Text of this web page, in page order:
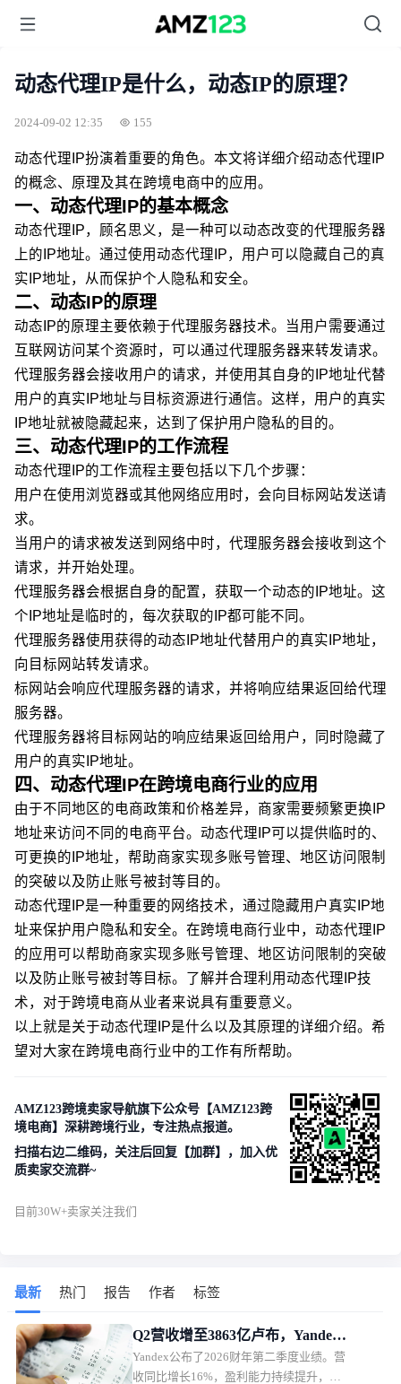
动态代理IP是什么，动态IP的原理？
2024-09-02 12:35 155
动态代理IP扮演着重要的角色。本文将详细介绍动态代理IP
的概念、原理及其在跨境电商中的应用。
一、动态代理IP的基本概念
动态代理IP，顾名思义，是一种可以动态改变的代理服务器
上的IP地址。通过使用动态代理IP，用户可以隐藏自己的真
实IP地址，从而保护个人隐私和安全。
二、动态IP的原理
动态IP的原理主要依赖于代理服务器技术。当用户需要通过
互联网访问某个资源时，可以通过代理服务器来转发请求。
代理服务器会接收用户的请求，并使用其自身的IP地址代替
用户的真实IP地址与目标资源进行通信。这样，用户的真实
IP地址就被隐藏起来，达到了保护用户隐私的目的。
三、动态代理IP的工作流程
动态代理IP的工作流程主要包括以下几个步骤：
用户在使用浏览器或其他网络应用时，会向目标网站发送请
求。
当用户的请求被发送到网络中时，代理服务器会接收到这个
请求，并开始处理。
代理服务器会根据自身的配置，获取一个动态的IP地址。这
个IP地址是临时的，每次获取的IP都可能不同。
代理服务器使用获得的动态IP地址代替用户的真实IP地址，
向目标网站转发请求。
标网站会响应代理服务器的请求，并将响应结果返回给代理
服务器。
代理服务器将目标网站的响应结果返回给用户，同时隐藏了
用户的真实IP地址。
四、动态代理IP在跨境电商行业的应用
由于不同地区的电商政策和价格差异，商家需要频繁更换IP
地址来访问不同的电商平台。动态代理IP可以提供临时的、
可更换的IP地址，帮助商家实现多账号管理、地区访问限制
的突破以及防止账号被封等目的。
动态代理IP是一种重要的网络技术，通过隐藏用户真实IP地
址来保护用户隐私和安全。在跨境电商行业中，动态代理IP
的应用可以帮助商家实现多账号管理、地区访问限制的突破
以及防止账号被封等目标。了解并合理利用动态代理IP技
术，对于跨境电商从业者来说具有重要意义。
以上就是关于动态代理IP是什么以及其原理的详细介绍。希
望对大家在跨境电商行业中的工作有所帮助。
AMZ123跨境卖家导航旗下公众号【AMZ123跨
境电商】深耕跨境行业，专注热点报道。
扫描右边二维码，关注后回复【加群】，加入优
质卖家交流群~
目前30W+卖家关注我们
最新 热门 报告 作者 标签
Q2营收增至3863亿卢布，Yandex
电商业务首次盈利
Yandex公布了2026财年第二季度业绩。营
收同比增长16%，盈利能力持续提升，电